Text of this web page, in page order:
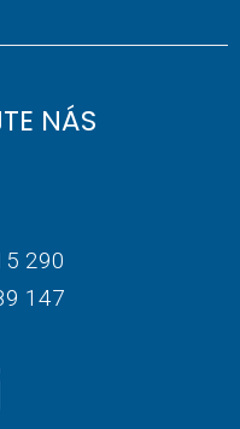
NÁS
290
147